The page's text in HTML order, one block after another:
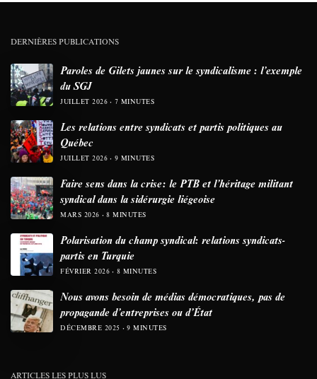
DERNIÈRES PUBLICATIONS
Paroles de Gilets jaunes sur le syndicalisme : l’exemple
du SGJ
JUILLET 2026 7 MINUTES
Les relations entre syndicats et partis politiques au
Québec
JUILLET 2026 9 MINUTES
Faire sens dans la crise: le PTB et l’héritage militant
syndical dans la sidérurgie liégeoise
MARS 2026 8 MINUTES
Polarisation du champ syndical: relations syndicats-
partis en Turquie
FÉVRIER 2026 8 MINUTES
Nous avons besoin de médias démocratiques, pas de
propagande d’entreprises ou d’État
DÉCEMBRE 2025 9 MINUTES
ARTICLES LES PLUS LUS